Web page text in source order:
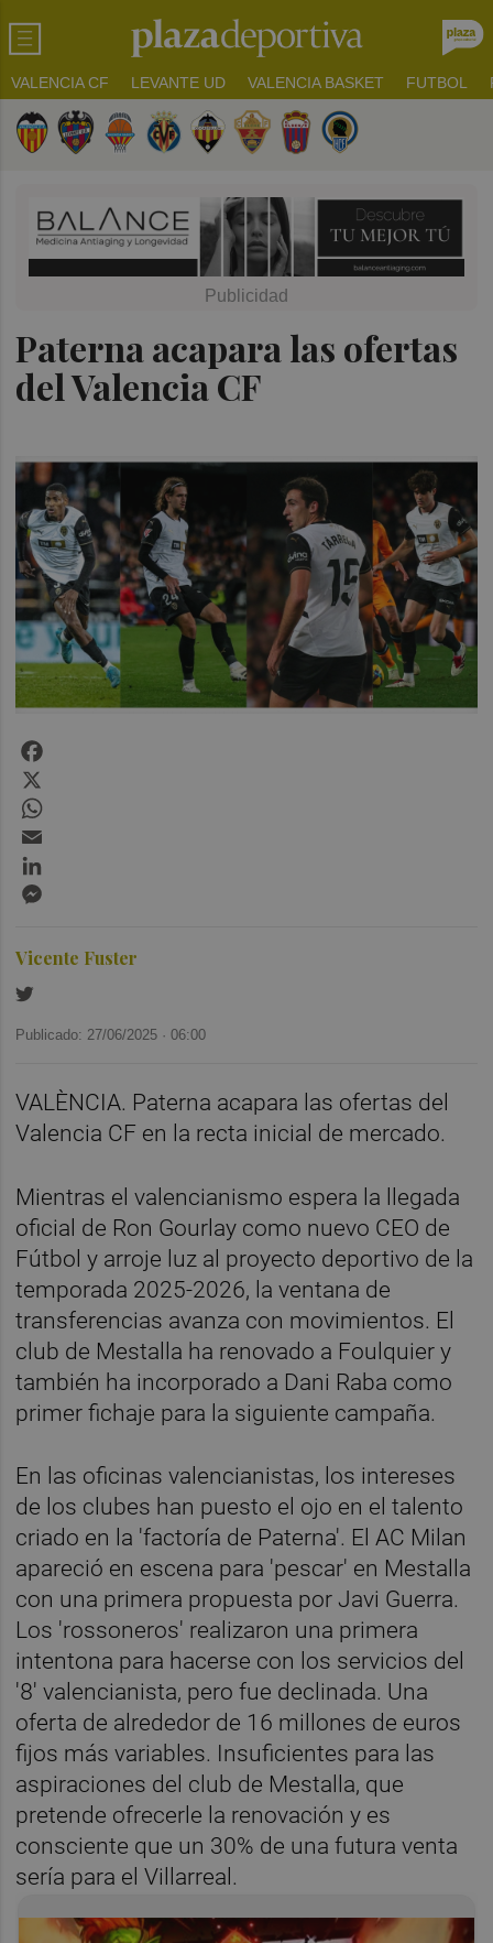
VALENCIA CF LEVANTE UD VALENCIA BASKET FUTBOL
Paterna acapara las ofertas
del Valencia CF
Vicente Fuster
Publicado: 27/06/2025 ·06:00
VALÈNCIA. Paterna acapara las ofertas del
Valencia CF en la recta inicial de mercado.
Mientras el valencianismo espera la llegada
oficial de Ron Gourlay como nuevo CEO de
Fútbol y arroje luz al proyecto deportivo de la
temporada 2025-2026, la ventana de
transferencias avanza con movimientos. El
club de Mestalla ha renovado a Foulquier y
también ha incorporado a Dani Raba como
primer fichaje para la siguiente campaña.
En las oficinas valencianistas, los intereses
de los clubes han puesto el ojo en el talento
criado en la 'factoría de Paterna'. El AC Milan
apareció en escena para 'pescar' en Mestalla
con una primera propuesta por Javi Guerra.
Los 'rossoneros' realizaron una primera
intentona para hacerse con los servicios del
'8' valencianista, pero fue declinada. Una
oferta de alrededor de 16 millones de euros
fijos más variables. Insuficientes para las
aspiraciones del club de Mestalla, que
pretende ofrecerle la renovación y es
consciente que un 30% de una futura venta
sería para el Villarreal.